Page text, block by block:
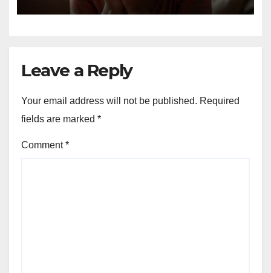
Leave a Reply
Your email address will not be published. Required
fields are marked *
Comment*